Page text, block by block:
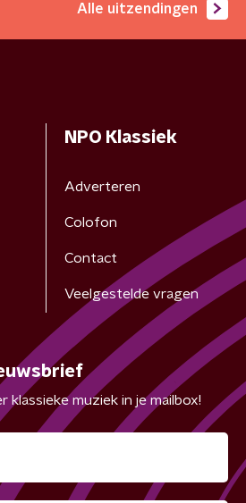
Alle uitzendingen
NPO Klassiek
Adverteren
Colofon
Contact
Veelgestelde vragen
klassieke muziek in je mailbox!